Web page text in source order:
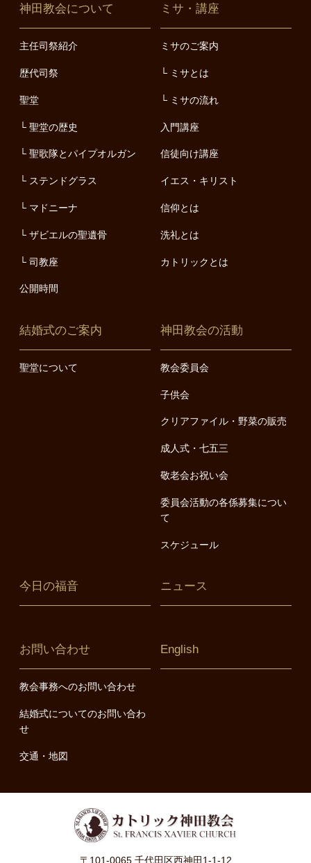
神田教会について
主任司祭紹介
歴代司祭
聖堂
聖堂の歴史
聖歌隊とパイプオルガン
ステンドグラス
マドニーナ
ザビエルの聖遺骨
司教座
公開時間
ミサ・講座
ミサのご案内
ミサとは
ミサの流れ
入門講座
信徒向け講座
イエス・キリスト
信仰とは
洗礼とは
カトリックとは
結婚式のご案内
聖堂について
神田教会の活動
教会委員会
子供会
クリアファイル・野菜の販売
成人式・七五三
敬老会お祝い会
委員会活動の各係募集につい
て
スケジュール
今日の福音 ニュース
お問い合わせ
教会事務へのお問い合わせ
結婚式についてのお問い合わ
せ
交通・地図
English
〒101-0065 千代田区西神田1-1-12